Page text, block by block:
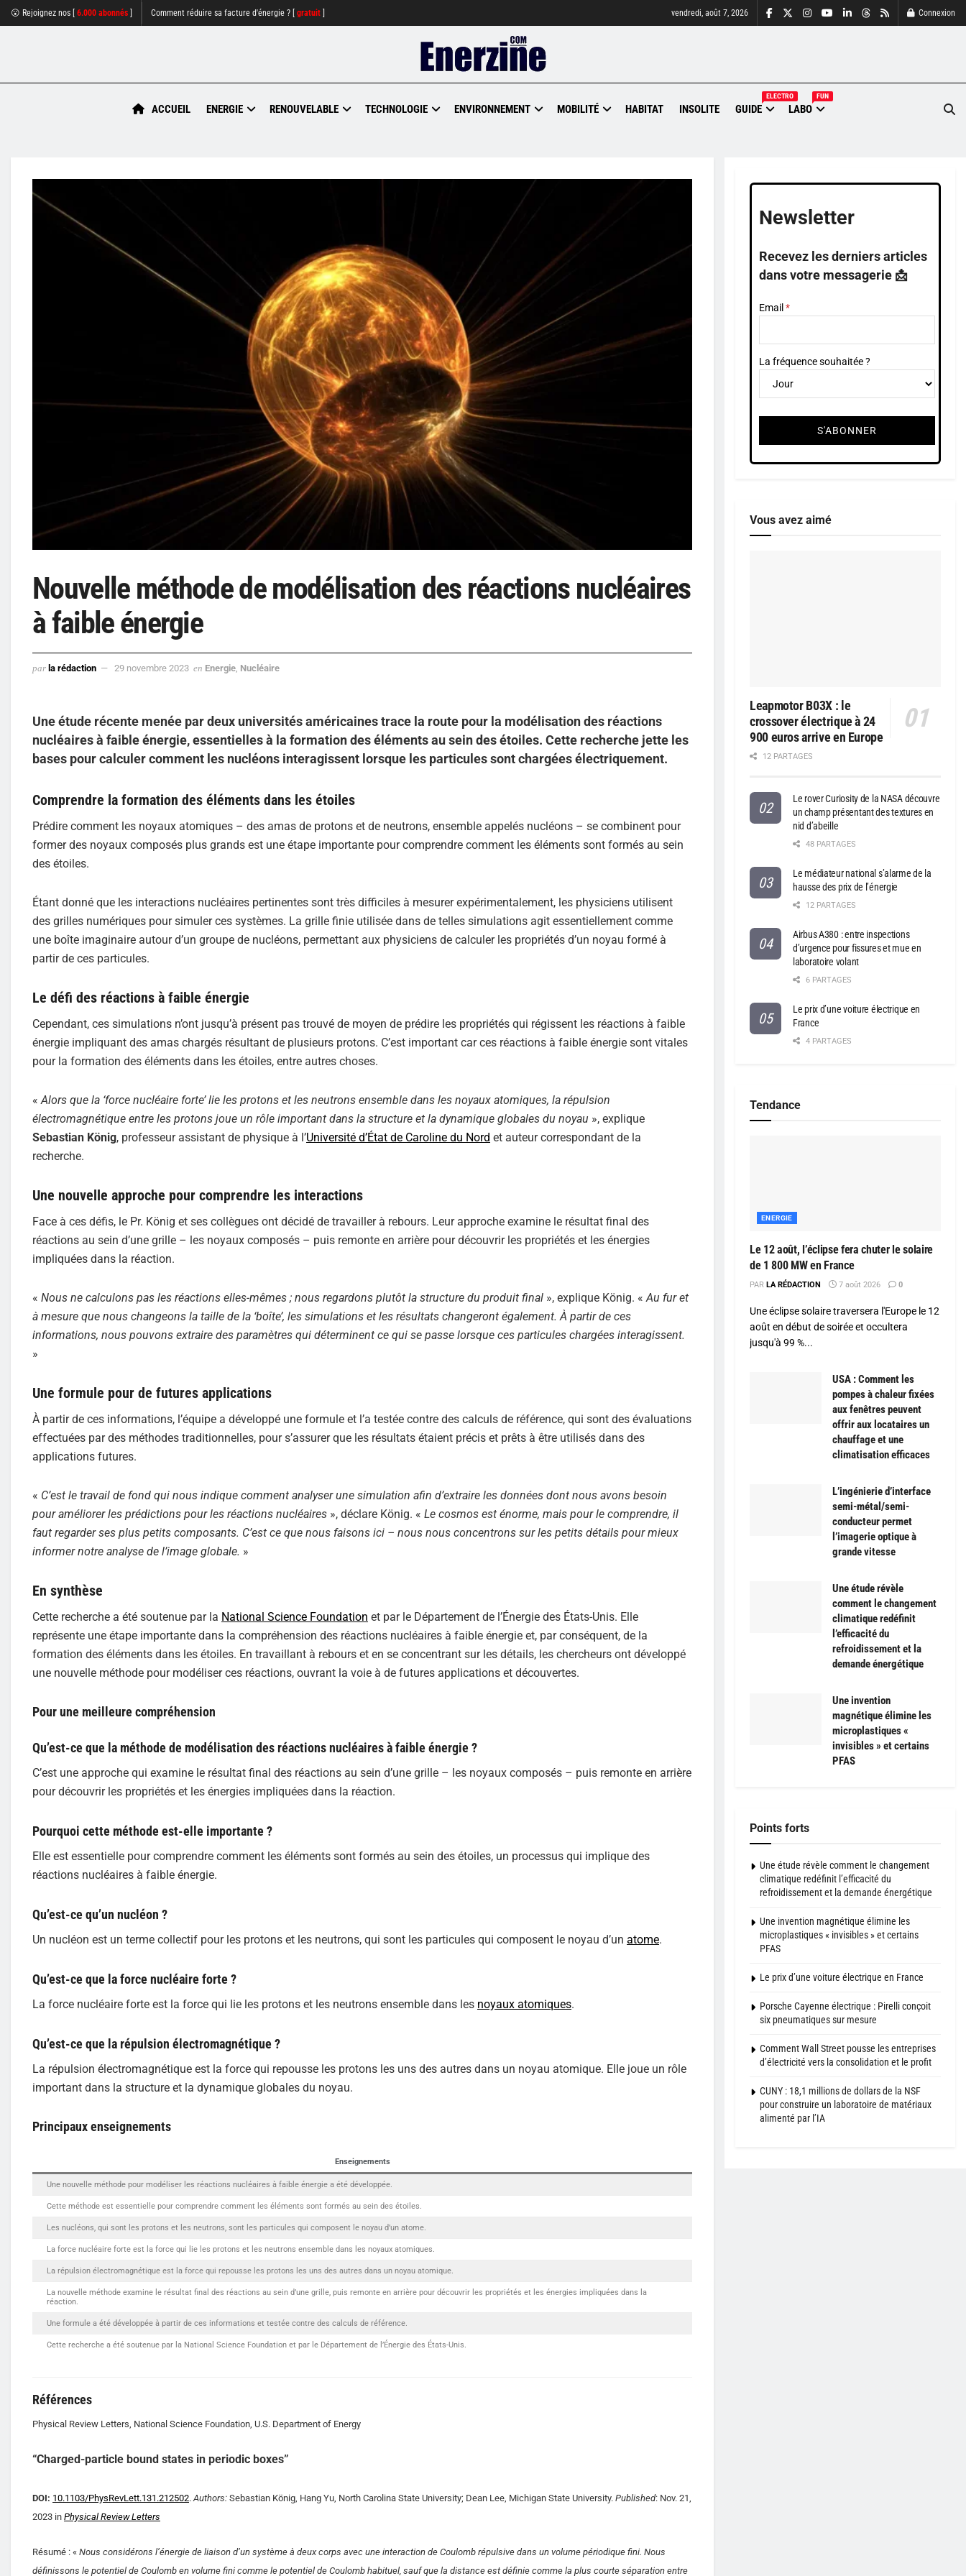
😮 Rejoignez nos [ 6.000 abonnés Comment réduire sa facture d'énergie ? [ gratuit vendredi, août 7, 2026 Connexion
ACCUEIL ENERGIE RENOUVELABLE TECHNOLOGIE ENVIRONNEMENT MOBILITÉ HABITAT INSOLITE GUIDE
ELECTRO
LABO
FUN
Nouvelle méthode de modélisation des réactions nucléaires
à faible énergie
par la rédaction 29 novembre 2023 en Energie Nucléaire
Une étude récente menée par deux universités américaines trace la route pour la modélisation des réactions
nucléaires à faible énergie, essentielles à la formation des éléments au sein des étoiles. Cette recherche jette les
bases pour calculer comment les nucléons interagissent lorsque les particules sont chargées électriquement.
Comprendre la formation des éléments dans les étoiles
Prédire comment les noyaux atomiques – des amas de protons et de neutrons, ensemble appelés nucléons – se combinent pour
former des noyaux composés plus grands est une étape importante pour comprendre comment les éléments sont formés au sein
des étoiles.
Étant donné que les interactions nucléaires pertinentes sont très difficiles à mesurer expérimentalement, les physiciens utilisent
des grilles numériques pour simuler ces systèmes. La grille finie utilisée dans de telles simulations agit essentiellement comme
une boîte imaginaire autour d’un groupe de nucléons, permettant aux physiciens de calculer les propriétés d’un noyau formé à
partir de ces particules.
Le défi des réactions à faible énergie
Cependant, ces simulations n’ont jusqu’à présent pas trouvé de moyen de prédire les propriétés qui régissent les réactions à faible
énergie impliquant des amas chargés résultant de plusieurs protons. C’est important car ces réactions à faible énergie sont vitales
pour la formation des éléments dans les étoiles, entre autres choses.
«Alors que la ‘force nucléaire forte’ lie les protons et les neutrons ensemble dans les noyaux atomiques, la répulsion
électromagnétique entre les protons joue un rôle important dans la structure et la dynamique globales du noyau », explique
Sebastian König, professeur assistant de physique à l’Université d’État de Caroline du Nord et auteur correspondant de la
recherche.
Une nouvelle approche pour comprendre les interactions
Face à ces défis, le Pr. König et ses collègues ont décidé de travailler à rebours. Leur approche examine le résultat final des
réactions au sein d’une grille – les noyaux composés – puis remonte en arrière pour découvrir les propriétés et les énergies
impliquées dans la réaction.
« Nous ne calculons pas les réactions elles-mêmes ; nous regardons plutôt la structure du produit final », explique König. «Au fur et
à mesure que nous changeons la taille de la ‘boîte’, les simulations et les résultats changeront également. À partir de ces
informations, nous pouvons extraire des paramètres qui déterminent ce qui se passe lorsque ces particules chargées interagissent.
»
Une formule pour de futures applications
À partir de ces informations, l’équipe a développé une formule et l’a testée contre des calculs de référence, qui sont des évaluations
effectuées par des méthodes traditionnelles, pour s’assurer que les résultats étaient précis et prêts à être utilisés dans des
applications futures.
« C’est le travail de fond qui nous indique comment analyser une simulation afin d’extraire les données dont nous avons besoin
pour améliorer les prédictions pour les réactions nucléaires », déclare König. « Le cosmos est énorme, mais pour le comprendre, il
faut regarder ses plus petits composants. C’est ce que nous faisons ici – nous nous concentrons sur les petits détails pour mieux
informer notre analyse de l’image globale. »
En synthèse
Cette recherche a été soutenue par la National Science Foundation et par le Département de l’Énergie des États-Unis. Elle
représente une étape importante dans la compréhension des réactions nucléaires à faible énergie et, par conséquent, de la
formation des éléments dans les étoiles. En travaillant à rebours et en se concentrant sur les détails, les chercheurs ont développé
une nouvelle méthode pour modéliser ces réactions, ouvrant la voie à de futures applications et découvertes.
Pour une meilleure compréhension
Qu’est-ce que la méthode de modélisation des réactions nucléaires à faible énergie ?
C’est une approche qui examine le résultat final des réactions au sein d’une grille – les noyaux composés – puis remonte en arrière
pour découvrir les propriétés et les énergies impliquées dans la réaction.
Pourquoi cette méthode est-elle importante ?
Elle est essentielle pour comprendre comment les éléments sont formés au sein des étoiles, un processus qui implique des
réactions nucléaires à faible énergie.
Qu’est-ce qu’un nucléon ?
Un nucléon est un terme collectif pour les protons et les neutrons, qui sont les particules qui composent le noyau d’un atome.
Qu’est-ce que la force nucléaire forte ?
La force nucléaire forte est la force qui lie les protons et les neutrons ensemble dans les noyaux atomiques.
Qu’est-ce que la répulsion électromagnétique ?
La répulsion électromagnétique est la force qui repousse les protons les uns des autres dans un noyau atomique. Elle joue un rôle
important dans la structure et la dynamique globales du noyau.
Principaux enseignements
Enseignements
Une nouvelle méthode pour modéliser les réactions nucléaires à faible énergie a été développée.
Cette méthode est essentielle pour comprendre comment les éléments sont formés au sein des étoiles.
Les nucléons, qui sont les protons et les neutrons, sont les particules qui composent le noyau d’un atome.
La force nucléaire forte est la force qui lie les protons et les neutrons ensemble dans les noyaux atomiques.
La répulsion électromagnétique est la force qui repousse les protons les uns des autres dans un noyau atomique.
La nouvelle méthode examine le résultat final des réactions au sein d’une grille, puis remonte en arrière pour découvrir les propriétés et les énergies impliquées dans la
réaction.
Une formule a été développée à partir de ces informations et testée contre des calculs de référence.
Cette recherche a été soutenue par la National Science Foundation et par le Département de l’Énergie des États-Unis.
Références
Physical Review Letters, National Science Foundation, U.S. Department of Energy
“Charged-particle bound states in periodic boxes”
DOI: 10.1103/PhysRevLett.131.212502.Authors: Sebastian König, Hang Yu, North Carolina State University; Dean Lee, Michigan State University. Published: Nov. 21,
2023 in Physical Review Letters
Résumé : « Nous considérons l’énergie de liaison d’un système à deux corps avec une interaction de Coulomb répulsive dans un volume périodique fini. Nous
définissons le potentiel de Coulomb en volume fini comme le potentiel de Coulomb habituel, sauf que la distance est définie comme la plus courte séparation entre
Newsletter
Recevez les derniers articles
dans votre messagerie 📩
Email
La fréquence souhaitée ?
Vous avez aimé
Leapmotor B03X : le
crossover électrique à 24
900 euros arrive en Europe
12 PARTAGES
Le rover Curiosity de la NASA découvre
un champ présentant des textures en
nid d’abeille
48 PARTAGES
Le médiateur national s’alarme de la
hausse des prix de l’énergie
12 PARTAGES
Airbus A380 : entre inspections
d’urgence pour fissures et mue en
laboratoire volant
6 PARTAGES
Le prix d’une voiture électrique en
France
4 PARTAGES
Tendance
ENERGIE
Le 12 août, l’éclipse fera chuter le solaire
de 1 800 MW en France
PAR LA RÉDACTION 7 août 2026 0
Une éclipse solaire traversera l'Europe le 12
août en début de soirée et occultera
jusqu'à 99 %...
USA : Comment les
pompes à chaleur fixées
aux fenêtres peuvent
offrir aux locataires un
chauffage et une
climatisation efficaces
L’ingénierie d’interface
semi-métal/semi-
conducteur permet
l’imagerie optique à
grande vitesse
Une étude révèle
comment le changement
climatique redéfinit
l’efficacité du
refroidissement et la
demande énergétique
Une invention
magnétique élimine les
microplastiques «
invisibles » et certains
PFAS
Points forts
Une étude révèle comment le changement
climatique redéfinit l’efficacité du
refroidissement et la demande énergétique
Une invention magnétique élimine les
microplastiques « invisibles » et certains
PFAS
Le prix d’une voiture électrique en France
Porsche Cayenne électrique : Pirelli conçoit
six pneumatiques sur mesure
Comment Wall Street pousse les entreprises
d’électricité vers la consolidation et le profit
CUNY : 18,1 millions de dollars de la NSF
pour construire un laboratoire de matériaux
alimenté par l’IA